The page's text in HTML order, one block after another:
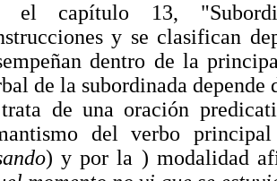
el capítulo 13,
y se clasifican
dentro de la
de la subordinada
de una oración
del verbo
) y por la ) modalidad